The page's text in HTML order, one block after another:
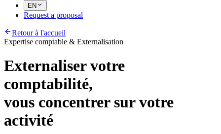
EN
Request a proposal
Retour à l'accueil
Expertise comptable & Externalisation
Externaliser votre
comptabilité,
vous concentrer sur votre
activité